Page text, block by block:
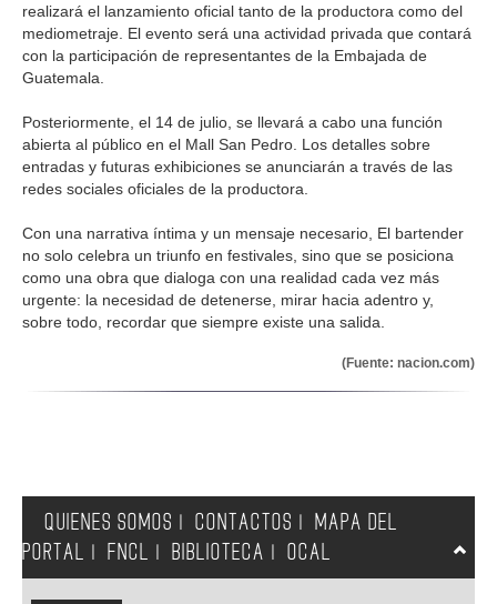
realizará el lanzamiento oficial tanto de la productora como del
mediometraje. El evento será una actividad privada que contará
con la participación de representantes de la Embajada de
Guatemala.
Posteriormente, el 14 de julio, se llevará a cabo una función
abierta al público en el Mall San Pedro. Los detalles sobre
entradas y futuras exhibiciones se anunciarán a través de las
redes sociales oficiales de la productora.
Con una narrativa íntima y un mensaje necesario, El bartender
no solo celebra un triunfo en festivales, sino que se posiciona
como una obra que dialoga con una realidad cada vez más
urgente: la necesidad de detenerse, mirar hacia adentro y,
sobre todo, recordar que siempre existe una salida.
(Fuente: nacion.com)
QUIENES SOMOS CONTACTOS
MAPA DEL
PORTAL
FNCL BIBLIOTECA OCAL